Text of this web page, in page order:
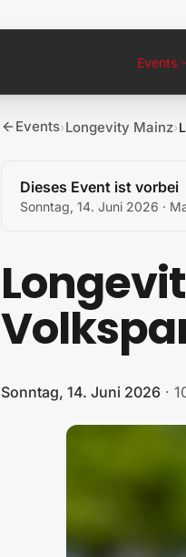
Events
Events›Longevity Mainz›
Dieses Event ist vorbei
Sonntag, 14. Juni 2026 ·
Sonntag, 14. Juni 2026 ·